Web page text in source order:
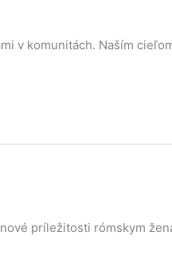
v komunitách. Naším
príležitosti rómskym